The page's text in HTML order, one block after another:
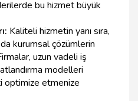
bu hizmet büyük
Kaliteli hizmetin yanı sıra,
da kurumsal çözümlerin
uzun vadeli iş
modelleri
optimize etmenize